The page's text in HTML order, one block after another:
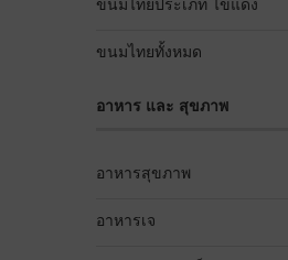
ขนมไทยประเภท ไข่แดง
ขนมไทยทั้งหมด
อาหาร และ สุขภาพ
อาหารสุขภาพ
อาหารเจ